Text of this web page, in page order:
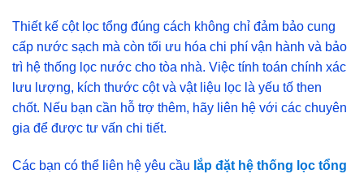
Thiết kế cột lọc tổng đúng cách không chỉ đảm bảo cung
cấp nước sạch mà còn tối ưu hóa chi phí vận hành và bảo
trì hệ thống lọc nước cho tòa nhà. Việc tính toán chính xác
lưu lượng, kích thước cột và vật liệu lọc là yếu tố then
chốt. Nếu bạn cần hỗ trợ thêm, hãy liên hệ với các chuyên
gia để được tư vấn chi tiết.
Các bạn có thể liên hệ yêu cầu lắp đặt hệ thống lọc tổng